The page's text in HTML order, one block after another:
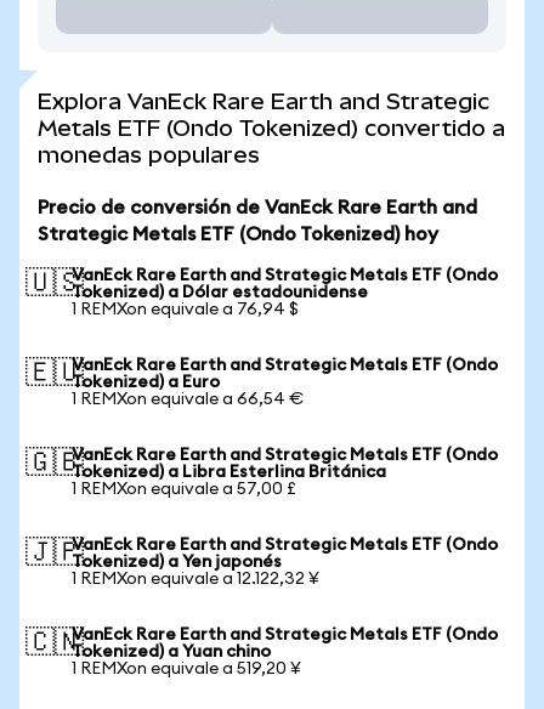
Explora VanEck Rare Earth and Strategic
Metals ETF (Ondo Tokenized) convertido a
monedas populares
Precio de conversión de VanEck Rare Earth and
Strategic Metals ETF (Ondo Tokenized) hoy
🇺🇸VanEck Rare Earth and Strategic Metals ETF (Ondo
Tokenized) a Dólar estadounidense
1 REMXon equivale a 76,94 $
🇪🇺VanEck Rare Earth and Strategic Metals ETF (Ondo
Tokenized) a Euro
1 REMXon equivale a 66,54 €
🇬🇧VanEck Rare Earth and Strategic Metals ETF (Ondo
Tokenized) a Libra Esterlina Británica
1 REMXon equivale a 57,00 £
🇯🇵VanEck Rare Earth and Strategic Metals ETF (Ondo
Tokenized) a Yen japonés
1 REMXon equivale a 12.122,32 ¥
🇨🇳VanEck Rare Earth and Strategic Metals ETF (Ondo
Tokenized) a Yuan chino
1 REMXon equivale a 519,20 ¥